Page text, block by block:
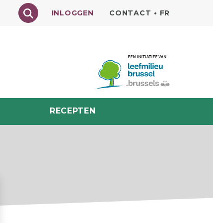
Texte à rechercher
INLOGGEN CONTACT • FR
RECEPTEN